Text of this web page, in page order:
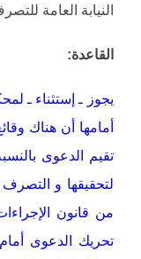
النيابة العامة
القاعدة:
يجوز ـ إستثناء ـ
أمامها أن هناك
تقيم الدعوى
لتحقيقها و التصرف
من قانون
تحريك الدعوى